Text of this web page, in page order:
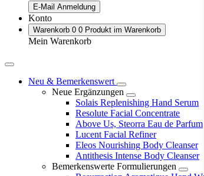
E-Mail Anmeldung
Konto
Warenkorb 0 0 Produkt im Warenkorb
Mein Warenkorb
Neu & Bemerkenswert
Neue Ergänzungen
Solais Replenishing Hand Serum
Resolute Facial Concentrate
Above Us, Steorra Eau de Parfum
Lucent Facial Refiner
Eleos Nourishing Body Cleanser
Antithesis Intense Body Cleanser
Bemerkenswerte Formulierungen